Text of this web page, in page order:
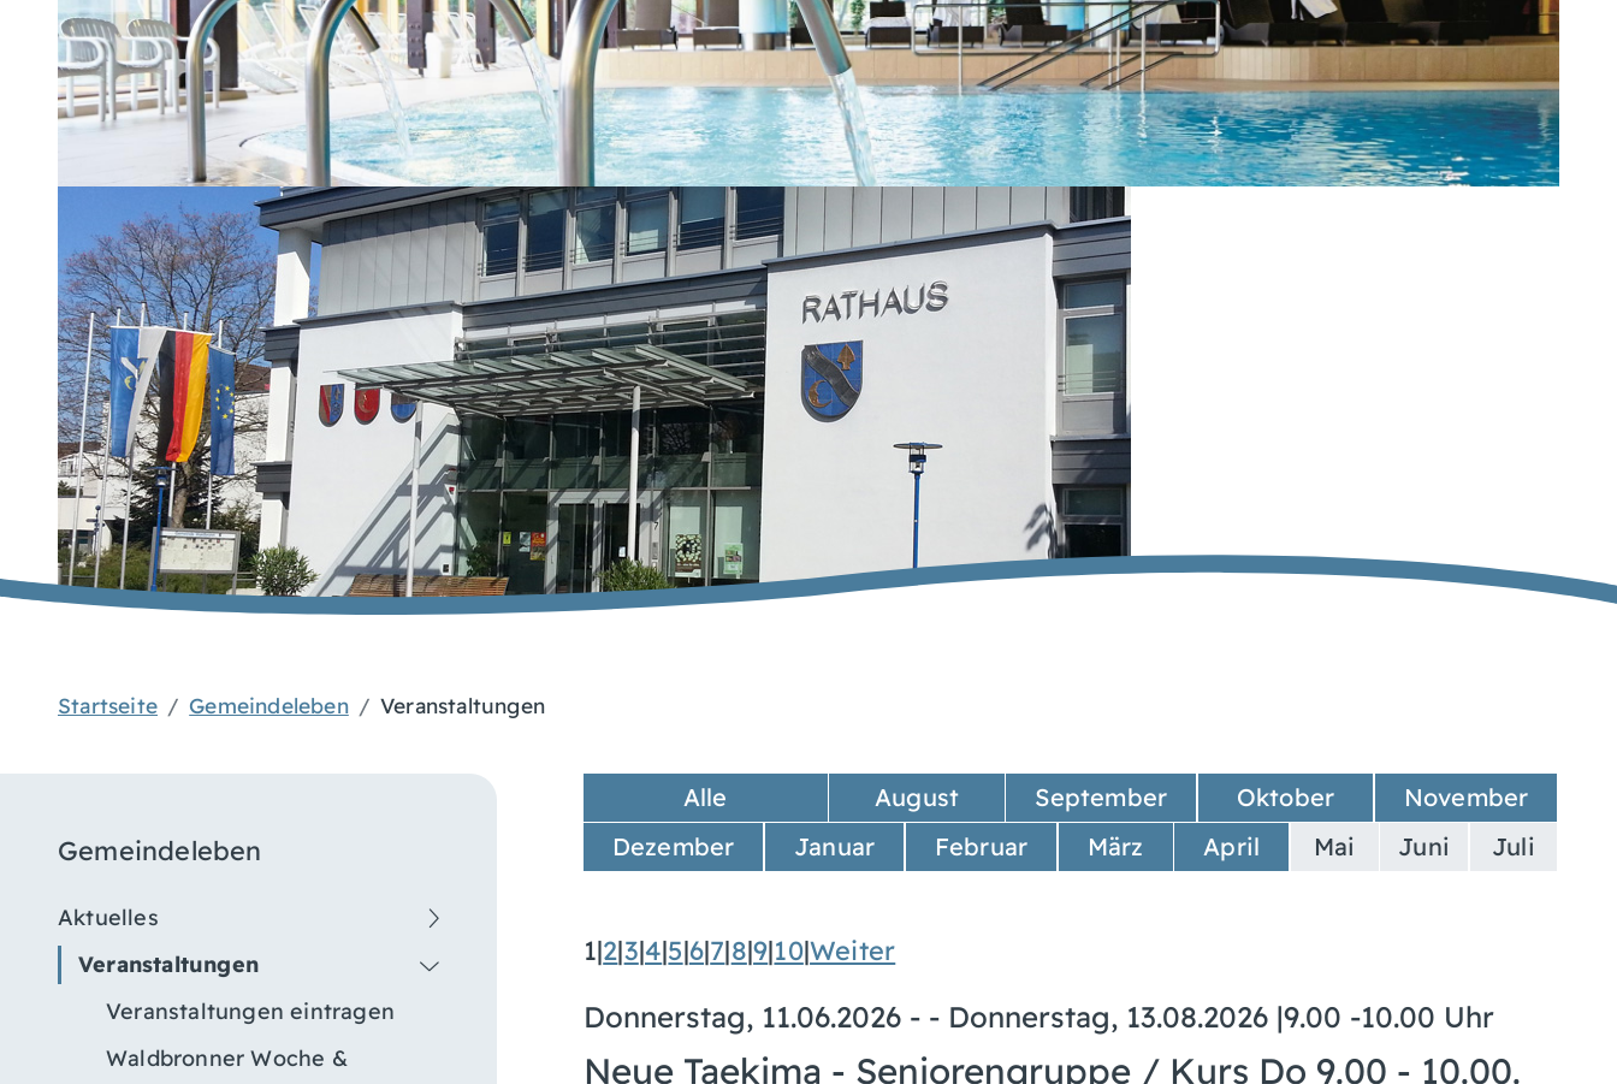
Startseite Gemeindeleben Veranstaltungen
Gemeindeleben
Aktuelles
Veranstaltungen
Veranstaltungen eintragen
Waldbronner Woche &
Alle August September Oktober
November
Dezember
Januar Februar März April Mai Juni Juli
1|2|3|4|5|6|7|8|9|10|Weiter
Donnerstag, 11.06.2026- - Donnerstag, 13.08.2026 |9.00 -10.00 Uhr
Neue Taekima - Seniorengruppe / Kurs Do 9.00 - 10.00.